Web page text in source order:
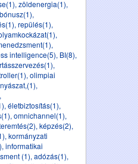
, zöldenergia(1),
bónusz(1),
, repülés(1),
,
,
intelligence(5), BI(8),
,
, olimpiai
,
,
, életbiztosítás(1),
, omnichannel(1),
, képzés(2),
, kormányzati
, informatikai
(1), adózás(1),